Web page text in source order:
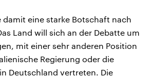
damit eine starke Botschaft nach
Land will sich an der Debatte um
mit einer sehr anderen Position
Regierung oder die
Deutschland vertreten. Die